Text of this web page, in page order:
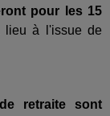
pour les 15
lieu à l'issue de
retraite sont